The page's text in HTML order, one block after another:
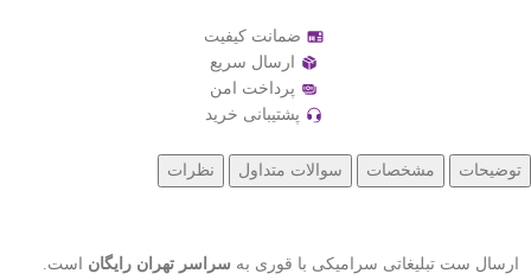
ضمانت کیفیت
ارسال سریع
پرداخت امن
پشتیبانی خرید
توضیحات مشخصات سوالات متداول نظرات
ارسال ست تبلیغاتی سرامیکی با قوری به سراسر تهران رایگان است.